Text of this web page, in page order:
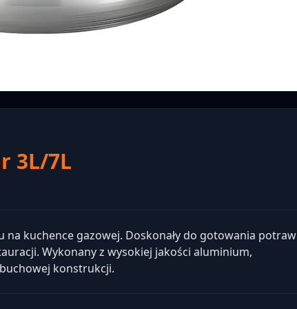
3L/7L
kuchence gazowej. Doskonały do gotowania potraw
Wykonany z wysokiej jakości aluminium,
konstrukcji.